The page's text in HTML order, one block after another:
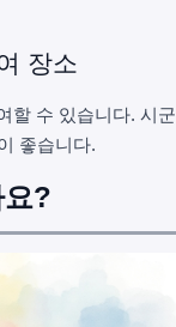
장소
할 수 있습니다. 시군
좋습니다.
?